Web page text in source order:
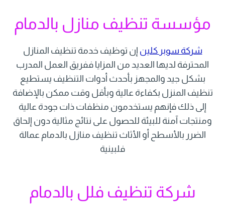
مؤسسة تنظيف منازل بالدمام
شركة سوبر كلين إن توظيف خدمة تنظيف المنازل
المحترفة لديها العديد من المزايا ففريق العمل المدرب
بشكل جيد والمجهز بأحدث أدوات التنظيف يستطيع
تنظيف المنزل بكفاءة عالية وبأقل وقت ممكن بالإضافة
إلى ذلك فإنهم يستخدمون منظفات ذات جودة عالية
ومنتجات آمنة للبيئة للحصول على نتائج مثالية دون إلحاق
الضرر بالأسطح أو الأثاث تنظيف منازل بالدمام عمالة
فلبينية
شركة تنظيف فلل بالدمام